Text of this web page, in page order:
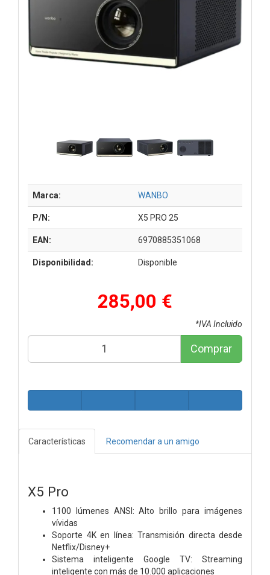
Marca: WANBO
P/N: X5 PRO 25
EAN: 6970885351068
Disponibilidad: Disponible
285,00 €
*IVA Incluido
Comprar
Características Recomendar a un amigo
X5 Pro
1100 lúmenes ANSI: Alto brillo para imágenes
vívidas
Soporte 4K en línea: Transmisión directa desde
Netflix/Disney+
Sistema inteligente Google TV: Streaming
inteligente con más de 10.000 aplicaciones